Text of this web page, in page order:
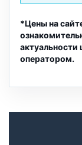
*Цены на
актуальности
оператором.